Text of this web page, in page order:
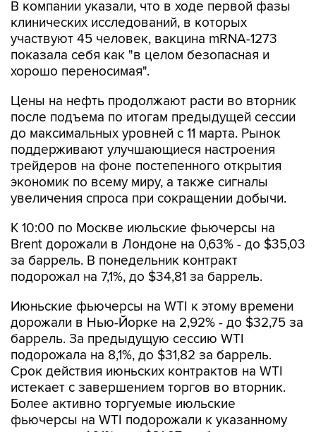
участвуют 45 человек, вакцина mRNA-1273
показала себя как "в целом безопасная и
хорошо переносимая".
Цены на нефть продолжают расти во вторник
до максимальных уровней с 11 марта. Рынок
поддерживают улучшающиеся настроения
трейдеров на фоне постепенного открытия
экономик по всему миру, а также сигналы
увеличения спроса при сокращении добычи.
К 10:00 по Москве июльские фьючерсы на
за баррель. В понедельник контракт
подорожал на 7,1%, до $34,81 за баррель.
Июньские фьючерсы на WTI к этому времени
баррель. За предыдущую сессию WTI
подорожала на 8,1%, до $31,82 за баррель.
Срок действия июньских контрактов на WTI
истекает с завершением торгов во вторник.
Более активно торгуемые июльские
фьючерсы на WTI подорожали к указанному
времени на 1,01% - до $31,97 за баррель.